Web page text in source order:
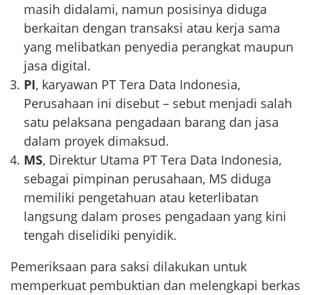
masih didalami, namun posisinya diduga
berkaitan dengan transaksi atau kerja sama
yang melibatkan penyedia perangkat maupun
jasa digital.
PI, karyawan PT Tera Data Indonesia,
Perusahaan ini disebut – sebut menjadi salah
satu pelaksana pengadaan barang dan jasa
dalam proyek dimaksud.
MS, Direktur Utama PT Tera Data Indonesia,
sebagai pimpinan perusahaan, MS diduga
memiliki pengetahuan atau keterlibatan
langsung dalam proses pengadaan yang kini
tengah diselidiki penyidik.
Pemeriksaan para saksi dilakukan untuk
memperkuat pembuktian dan melengkapi berkas